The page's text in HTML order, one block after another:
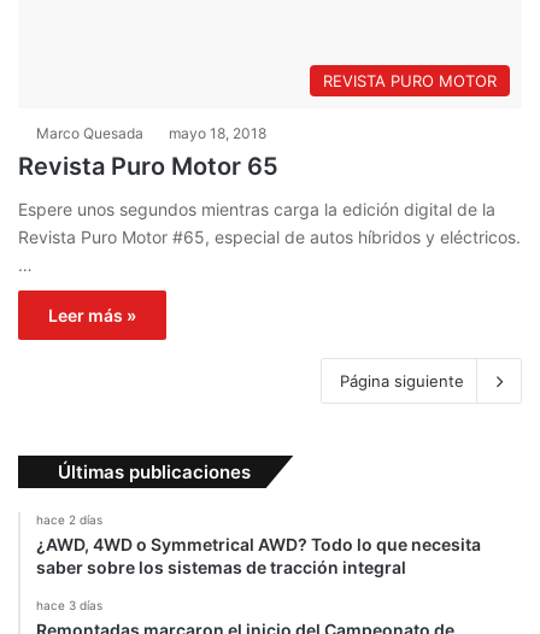
REVISTA PURO MOTOR
Marco Quesada mayo 18, 2018
Revista Puro Motor 65
Espere unos segundos mientras carga la edición digital de la
Revista Puro Motor #65, especial de autos híbridos y eléctricos.
…
Leer más »
Página siguiente
Últimas publicaciones
hace 2 días
¿AWD, 4WD o Symmetrical AWD? Todo lo que necesita
saber sobre los sistemas de tracción integral
hace 3 días
Remontadas marcaron el inicio del Campeonato de